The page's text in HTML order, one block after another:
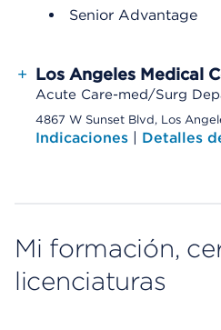
Senior Advantage
+ Los Angeles Medical
Acute Care-med/Surg
4867 W Sunset Blvd, Los
Indicaciones | Detalles
Mi formación,
licenciaturas